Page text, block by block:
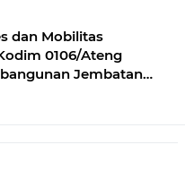
dan Mobilitas
0106/Ateng
Jembatan